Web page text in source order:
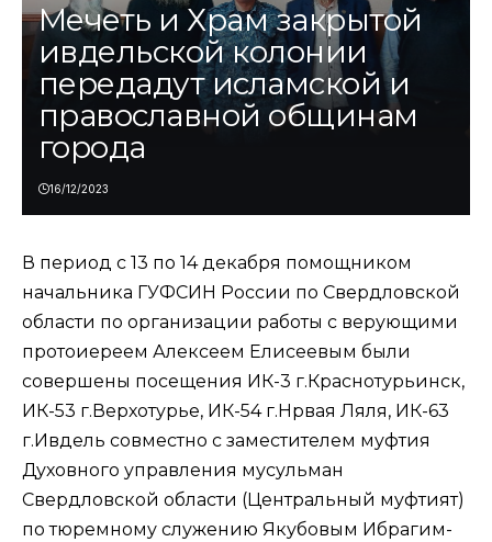
Мечеть и Храм закрытой
ивдельской колонии
передадут исламской и
православной общинам
города
16/12/2023
В период с 13 по 14 декабря помощником
начальника ГУФСИН России по Свердловской
области по организации работы с верующими
протоиереем Алексеем Елисеевым были
совершены посещения ИК-3 г.Краснотурьинск,
ИК-53 г.Верхотурье, ИК-54 г.Нрвая Ляля, ИК-63
г.Ивдель совместно с заместителем муфтия
Духовного управления мусульман
Свердловской области (Центральный муфтият)
по тюремному служению Якубовым Ибрагим-